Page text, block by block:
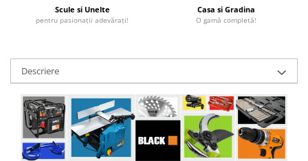
Scule si Unelte
pentru pasionații adevărați!
Casa si Gradina
O gamă completă!
Descriere